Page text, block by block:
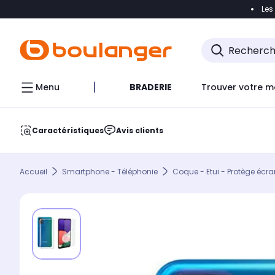
Accéder
Menu BRADERIE Trouver votre
Caractéristiques Avis clients
Accueil Smartphone - Téléphonie Coque - Etui - Protège